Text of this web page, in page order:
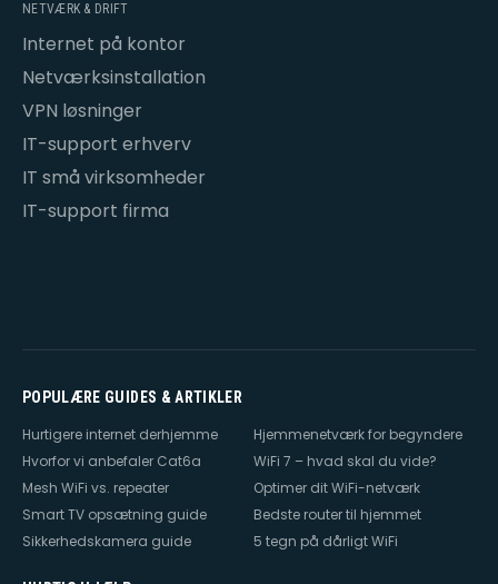
NETVÆRK & DRIFT
Internet på kontor
Netværksinstallation
VPN løsninger
IT-support erhverv
IT små virksomheder
IT-support firma
POPULÆRE GUIDES & ARTIKLER
Hurtigere internet derhjemme
Hjemmenetværk for begyndere
Hvorfor vi anbefaler Cat6a
WiFi 7 – hvad skal du vide?
Mesh WiFi vs. repeater
Optimer dit WiFi-netværk
Smart TV opsætning guide
Bedste router til hjemmet
Sikkerhedskamera guide
5 tegn på dårligt WiFi